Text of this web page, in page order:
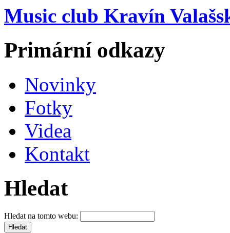
Music club Kravín
Primární odkazy
Novinky
Fotky
Videa
Kontakt
Hledat
Hledat na tomto webu: